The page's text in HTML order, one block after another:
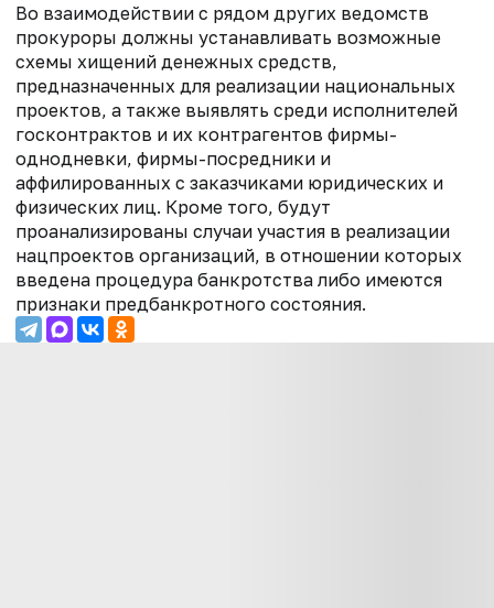
Во взаимодействии с рядом других ведомств
прокуроры должны устанавливать возможные
схемы хищений денежных средств,
предназначенных для реализации национальных
проектов, а также выявлять среди исполнителей
госконтрактов и их контрагентов фирмы-
однодневки, фирмы-посредники и
аффилированных с заказчиками юридических и
физических лиц. Кроме того, будут
проанализированы случаи участия в реализации
нацпроектов организаций, в отношении которых
введена процедура банкротства либо имеются
признаки предбанкротного состояния.